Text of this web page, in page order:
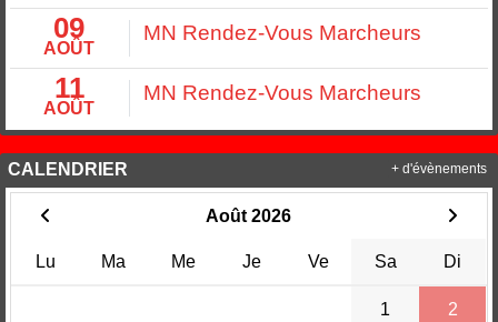
09
AOÛT
MN Rendez-Vous Marcheurs
11
AOÛT
MN Rendez-Vous Marcheurs
CALENDRIER
Août 2026
Lu Ma Me Je Ve Sa Di
1 2
+ d'évènements